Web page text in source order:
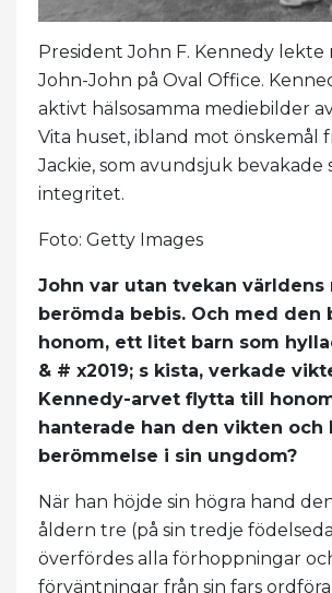
President John F. Kennedy lekte
John-John på Oval Office.
aktivt hälsosamma mediebilder
Vita huset, ibland mot önskemål
Jackie, som avundsjuk bevakade
integritet.
Foto: Getty Images
John var utan tvekan världens
berömda bebis. Och med den
honom, ett litet barn som
& # x2019; s kista, verkade
Kennedy-arvet flytta till
hanterade han den vikten och
berömmelse i sin ungdom?
När han höjde sin högra hand
åldern tre (på sin tredje
överfördes alla förhoppningar
förväntningar från sin fars